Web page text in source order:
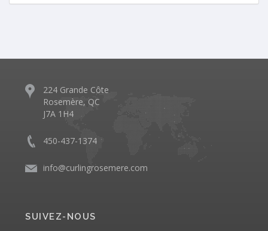
224 Grande Côte
Rosemère, QC
J7A 1H4
450-437-1374
info@curlingrosemere.com
SUIVEZ-NOUS